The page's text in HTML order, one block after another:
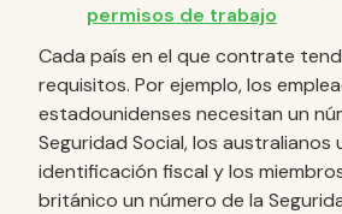
permisos de trabajo
Cada país en el que contrate
requisitos. Por ejemplo, los
estadounidenses necesitan un
Seguridad Social, los australianos
identificación fiscal y los
británico un número de la